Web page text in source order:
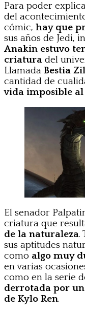
Para poder
del
cómic, hay que
sus años de Jedi,
Anakin estuvo
criatura del
Llamada Bestia
cantidad de
vida imposible
El senador
criatura que
de la naturaleza.
sus aptitudes
como algo muy
en varias
como en la serie
derrotada por
de Kylo Ren.